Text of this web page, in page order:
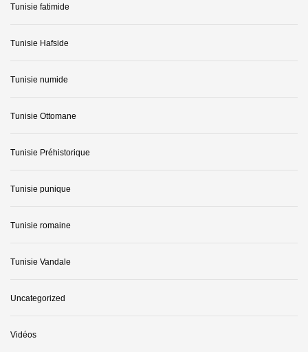
Tunisie fatimide
Tunisie Hafside
Tunisie numide
Tunisie Ottomane
Tunisie Préhistorique
Tunisie punique
Tunisie romaine
Tunisie Vandale
Uncategorized
Vidéos